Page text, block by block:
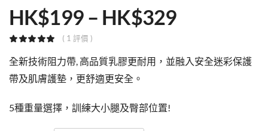
HK$199– HK$329
( 1 評價 )
全新技術阻力帶, 高品質乳膠更耐用，並融入安全迷彩保護
帶及肌膚護墊，更舒適更安全。
5種重量選擇，訓練大小腿及臀部位置!